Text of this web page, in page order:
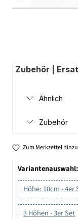
Zubehör |
Ähnlich
Zubehör
Zum Merkzettel
Variantenauswahl:
Höhe: 10cm - 4er
3 Höhen - 3er Set